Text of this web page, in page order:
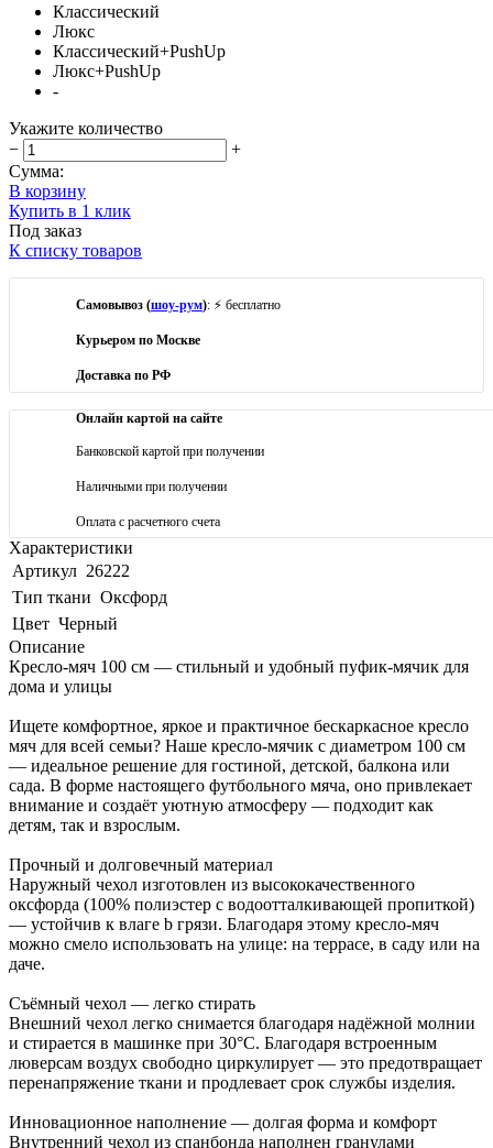
Классический
Люкс
Классический+PushUp
Люкс+PushUp
-
Укажите количество
−
+
Сумма:
В корзину
Купить в 1 клик
Под заказ
К списку товаров
Самовывоз (шоу-рум): ⚡ бесплатно
Курьером по Москве
Доставка по РФ
Онлайн картой на сайте
Банковской картой при получении
Наличными при получении
Оплата с расчетного счета
Характеристики
Артикул 26222
Тип ткани Оксфорд
Цвет Черный
Описание
Кресло-мяч 100 см — стильный и удобный пуфик-мячик для
дома и улицы
Ищете комфортное, яркое и практичное бескаркасное кресло
мяч для всей семьи? Наше кресло-мячик с диаметром 100 см
— идеальное решение для гостиной, детской, балкона или
сада. В форме настоящего футбольного мяча, оно привлекает
внимание и создаёт уютную атмосферу — подходит как
детям, так и взрослым.
Прочный и долговечный материал
Наружный чехол изготовлен из высококачественного
оксфорда (100% полиэстер с водоотталкивающей пропиткой)
— устойчив к влаге b грязи. Благодаря этому кресло-мяч
можно смело использовать на улице: на террасе, в саду или на
даче.
Съёмный чехол — легко стирать
Внешний чехол легко снимается благодаря надёжной молнии
и стирается в машинке при 30°C. Благодаря встроенным
люверсам воздух свободно циркулирует — это предотвращает
перенапряжение ткани и продлевает срок службы изделия.
Инновационное наполнение — долгая форма и комфорт
Внутренний чехол из спанбонда наполнен гранулами